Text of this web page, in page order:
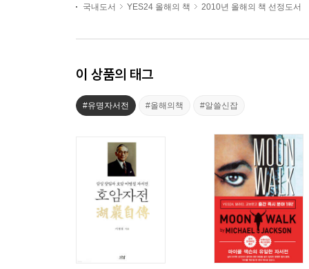
국내도서
YES24 올해의 책 2010년 올해의 책 선정도서
이 상품의 태그
#유명자서전 #올해의책 #알쓸신잡